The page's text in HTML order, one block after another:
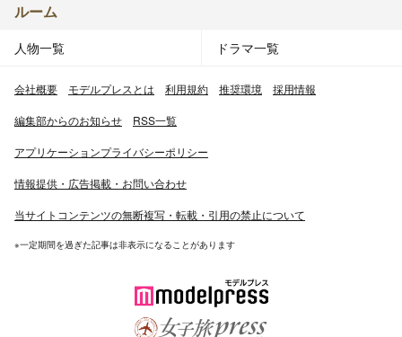
ルーム
人物一覧 ドラマ一覧
会社概要 モデルプレスとは 利用規約 推奨環境 採用情報
編集部からのお知らせ RSS一覧
アプリケーションプライバシーポリシー
情報提供・広告掲載・お問い合わせ
当サイトコンテンツの無断複写・転載・引用の禁止について
※一定期間を過ぎた記事は非表示になることがあります